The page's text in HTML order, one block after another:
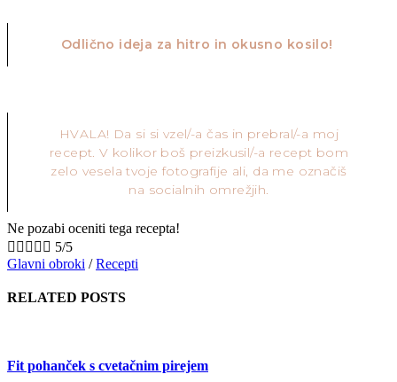
Odlično ideja za hitro in okusno kosilo!
HVALA! Da si si vzel/-a čas in prebral/-a moj
recept. V kolikor boš preizkusil/-a recept bom
zelo vesela tvoje fotografije ali, da me označiš
na socialnih omrežjih.
Ne pozabi oceniti tega recepta!
     5/5
Glavni obroki /Recepti
RELATED POSTS
Fit pohanček s cvetačnim pirejem